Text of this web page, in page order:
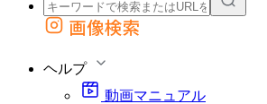
外部サイトの商品をカートに追加
画像検索
ヘルプ
動画マニュアル